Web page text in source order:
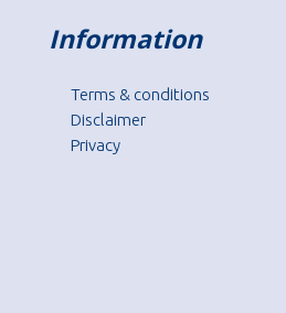
Information
Terms & conditions
Disclaimer
Privacy